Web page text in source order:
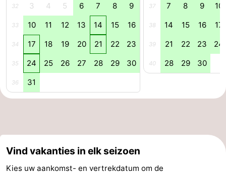
adressen
Regio
Zeeland
Schouwen-
Duiveland
Bruinisse
-
Zierikzee
32 3 4 5 6 7 8 9
33 10 11 12 13 14 15 16
34 17 18 19 20 21 22 23
35 24 25 26 27 28 29 30
36 31
37 7 8 9 10
38 14 15 16 17
39 21 22 23 24
40 28 29 30
Vind vakanties in elk seizoen
Kies uw aankomst- en vertrekdatum om de